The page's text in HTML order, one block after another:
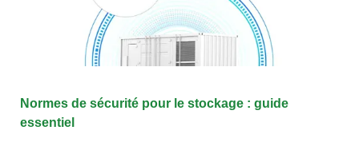
Normes de sécurité pour le stockage : guide
essentiel